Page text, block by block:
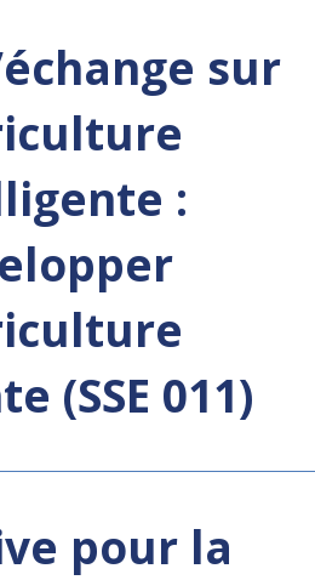
sur
:
(SSE 011)
pour la